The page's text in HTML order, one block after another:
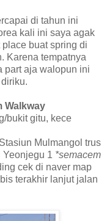
di tahun ini
kali ini saya agak
buat spring di
Karena tempatnya
part aja walopun ini
Walkway
bukit gitu, kece
Mulmangol trus
1 *semacem
cek di naver map
terakhir lanjut jalan